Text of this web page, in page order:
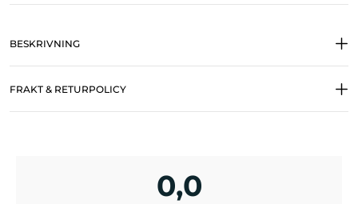
BESKRIVNING
FRAKT & RETURPOLICY
0,0